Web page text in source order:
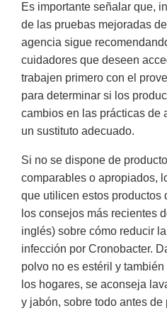
Es importante señalar que,
de las pruebas mejoradas
agencia sigue
cuidadores que deseen
trabajen primero con el
para determinar si los
cambios en las prácticas de
un sustituto adecuado.
Si no se dispone de
comparables o apropiados,
que utilicen estos productos
los consejos más recientes
inglés) sobre cómo reducir
infección por Cronobacter.
polvo no es estéril y
los hogares, se aconseja
y jabón, sobre todo antes